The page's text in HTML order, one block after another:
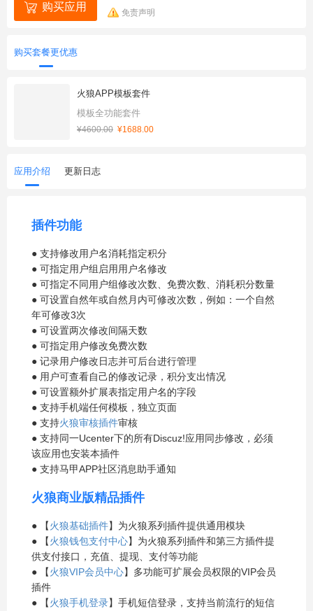
购买应用 免责声明
购买套餐更优惠
火狼APP模板套件
模板全功能套件
¥4600.00 ¥1688.00
应用介绍 更新日志
插件功能
● 支持修改用户名消耗指定积分
● 可指定用户组启用用户名修改
● 可指定不同用户组修改次数、免费次数、消耗积分数量
● 可设置自然年或自然月内可修改次数，例如：一个自然
年可修改3次
● 可设置两次修改间隔天数
● 可指定用户修改免费次数
● 记录用户修改日志并可后台进行管理
● 用户可查看自己的修改记录，积分支出情况
● 可设置额外扩展表指定用户名的字段
● 支持手机端任何模板，独立页面
● 支持火狼审核插件审核
● 支持同一Ucenter下的所有Discuz!应用同步修改，必须
该应用也安装本插件
● 支持马甲APP社区消息助手通知
火狼商业版精品插件
● 【火狼基础插件】为火狼系列插件提供通用模块
● 【火狼钱包支付中心】为火狼系列插件和第三方插件提
供支付接口，充值、提现、支付等功能
● 【火狼VIP会员中心】多功能可扩展会员权限的VIP会员
插件
● 【火狼手机登录】手机短信登录，支持当前流行的短信